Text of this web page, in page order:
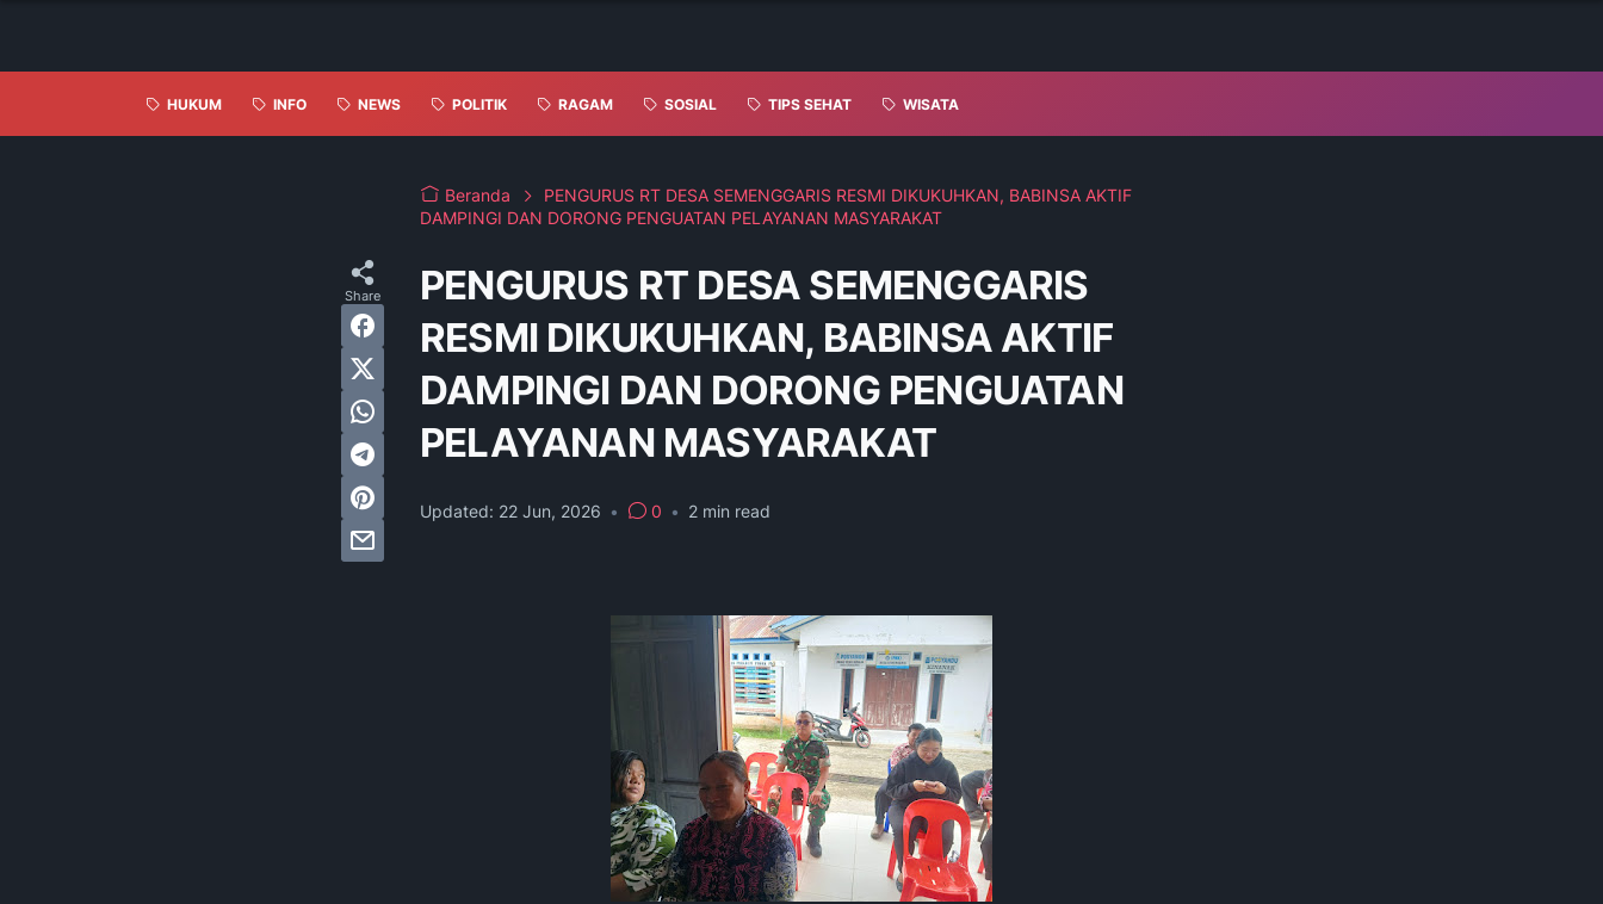
HUKUM INFO NEWS POLITIK RAGAM SOSIAL TIPS SEHAT WISATA
Beranda
PENGURUS RT DESA SEMENGGARIS RESMI DIKUKUHKAN, BABINSA AKTIF
DAMPINGI DAN DORONG PENGUATAN PELAYANAN MASYARAKAT
PENGURUS RT DESA SEMENGGARIS
RESMI DIKUKUHKAN, BABINSA AKTIF
DAMPINGI DAN DORONG PENGUATAN
PELAYANAN MASYARAKAT
Updated: 22 Jun, 2026 • 0 • 2 min read